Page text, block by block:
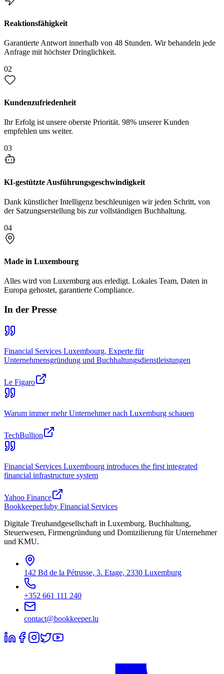
Reaktionsfähigkeit
Garantierte Antwort innerhalb von 48 Stunden. Wir behandeln jede
Anfrage mit höchster Dringlichkeit.
02
Kundenzufriedenheit
Ihr Erfolg ist unsere oberste Priorität. 98% unserer Kunden
empfehlen uns weiter.
03
KI-gestützte Ausführungsgeschwindigkeit
Dank künstlicher Intelligenz beschleunigen wir jeden Schritt, von
der Satzungserstellung bis zur vollständigen Buchhaltung.
04
Made in Luxembourg
Alles wird von Luxemburg aus erledigt. Lokales Team, Daten in
Europa gehostet, garantierte Compliance.
In der Presse
Financial Services Luxembourg, Experte für
Unternehmensgründung und Buchhaltungsdienstleistungen
Le Figaro
Warum immer mehr Unternehmer nach Luxemburg schauen
TechBullion
Financial Services Luxembourg introduces the first integrated
financial infrastructure system
Yahoo Finance
Bookkeeper.luby Financial Services
Digitale Treuhandgesellschaft in Luxemburg. Buchhaltung,
Steuerwesen, Firmengründung und Domizilierung für Unternehmer
und KMU.
142 Bd de la Pétrusse, 3. Etage, 2330 Luxemburg
+352 661 111 240
contact@bookkeeper.lu